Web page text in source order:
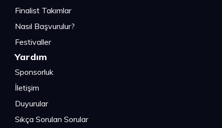
Finalist Takımlar
Nasıl Başvurulur?
Festivaller
Yardım
Sponsorluk
İletişim
Duyurular
Sıkça Sorulan Sorular